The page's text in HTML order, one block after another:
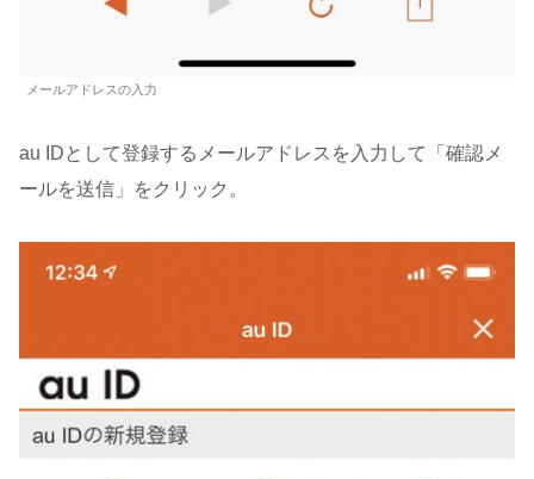
メールアドレスの入力
au IDとして登録するメールアドレスを入力して「確認メ
ールを送信」をクリック。